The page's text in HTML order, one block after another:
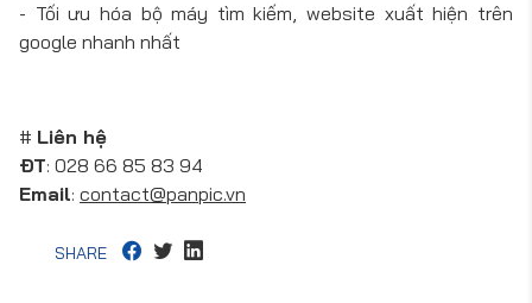
- Tối ưu hóa bộ máy tìm kiếm, website xuất hiện trên
google nhanh nhất
# Liên hệ
ĐT: 028 66 85 83 94
Email: contact@panpic.vn
SHARE